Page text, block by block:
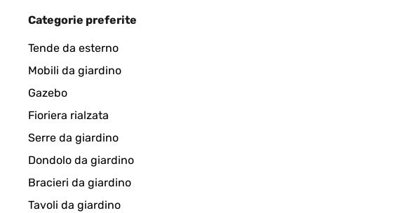
Bin sehr begeistert von der Heizleistung. Wird schneller heiß als
wenn wir es morgens betreten. Stromzähler rennt natürlich auch
geschützten Aussenbereich noch 4 weitere Dunkelstrahler als
Categorie preferite
Tende da esterno
Mobili da giardino
Gazebo
Fioriera rialzata
Serre da giardino
Dondolo da giardino
Bracieri da giardino
Tavoli da giardino